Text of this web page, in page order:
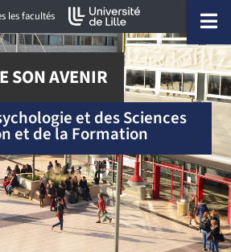
les facultés
SON AVENIR
et des Sciences
et de la Formation